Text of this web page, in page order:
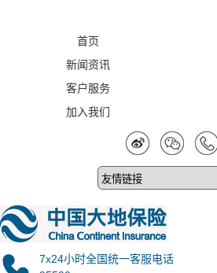
首页
新闻资讯
客户服务
加入我们
7x24小时全国统一客服电话